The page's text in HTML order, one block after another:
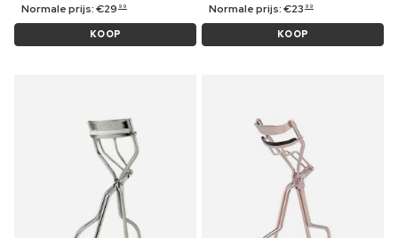
Normale prijs:€29 99
KOOP
Normale prijs:€23 99
KOOP